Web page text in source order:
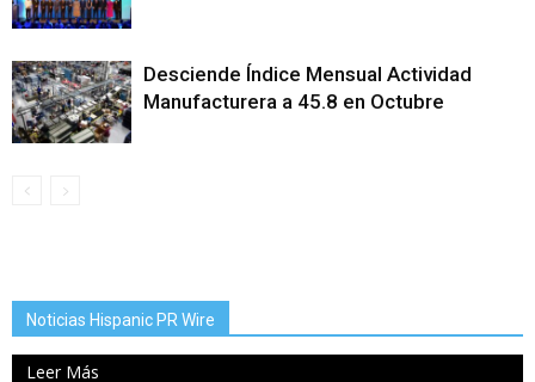
Desciende Índice Mensual Actividad
Manufacturera a 45.8 en Octubre
Noticias Hispanic PR Wire
Leer Más